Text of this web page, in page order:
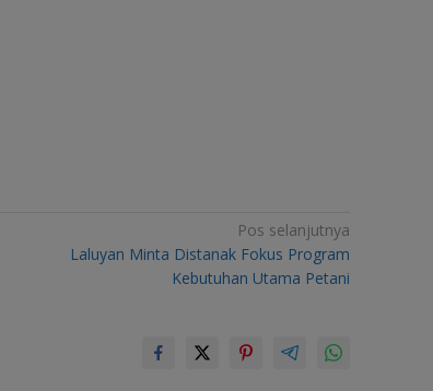
Pos selanjutnya
Laluyan Minta Distanak Fokus Program
Kebutuhan Utama Petani